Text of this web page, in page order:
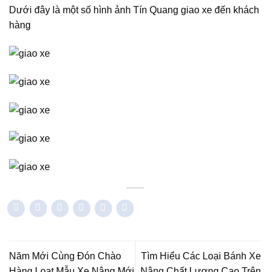
Dưới đây là một số hình ảnh Tín Quang giao xe đến khách
hàng
Năm Mới Cùng Đón Chào
Tìm Hiểu Các Loại Bánh Xe